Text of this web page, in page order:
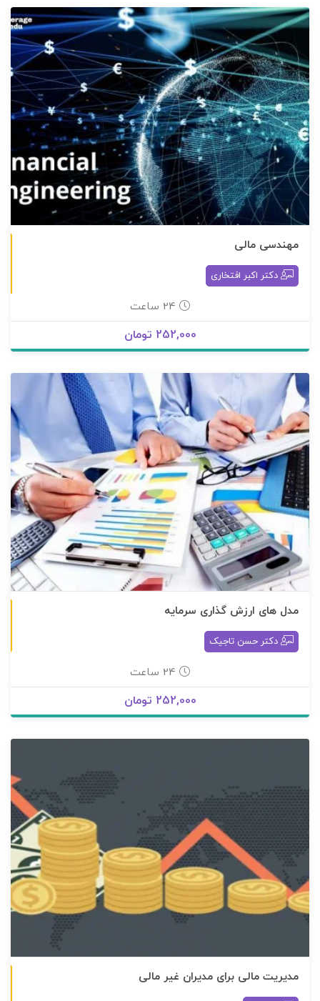
مهندسی مالی
دکتر اکبر افتخاری
24 ساعت
252,000 تومان
مدل های ارزش گذاری سرمایه
دکتر حسن تاجیک
24 ساعت
252,000 تومان
مديريت مالی برای مديران غير مالی